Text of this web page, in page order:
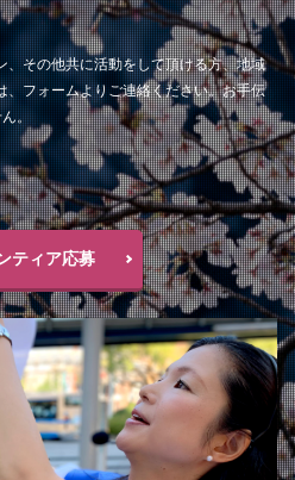
、その他共に活動をして頂ける方、地域
、フォームよりご連絡ください。お手伝
。
ティア応募